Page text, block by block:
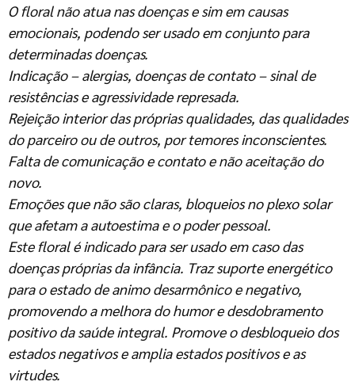
O floral não atua nas doenças e sim em causas
emocionais, podendo ser usado em conjunto para
determinadas doenças.
Indicação – alergias, doenças de contato – sinal de
resistências e agressividade represada.
Rejeição interior das próprias qualidades, das qualidades
do parceiro ou de outros, por temores inconscientes.
Falta de comunicação e contato e não aceitação do
novo.
Emoções que não são claras, bloqueios no plexo solar
que afetam a autoestima e o poder pessoal.
Este floral é indicado para ser usado em caso das
doenças próprias da infância. Traz suporte energético
para o estado de animo desarmônico e negativo,
promovendo a melhora do humor e desdobramento
positivo da saúde integral. Promove o desbloqueio dos
estados negativos e amplia estados positivos e as
virtudes.